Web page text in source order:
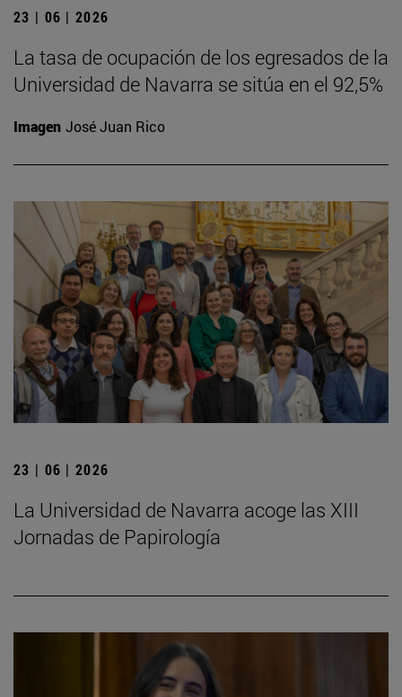
23 | 06 | 2026
La tasa de ocupación de los egresados de la
Universidad de Navarra se sitúa en el 92,5%
Imagen José Juan Rico
23 | 06 | 2026
La Universidad de Navarra acoge las XIII
Jornadas de Papirología